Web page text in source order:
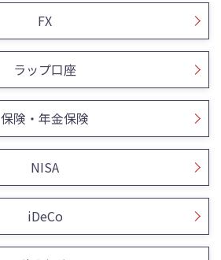
FX
ラップ口座
保険・年金保険
NISA
iDeCo